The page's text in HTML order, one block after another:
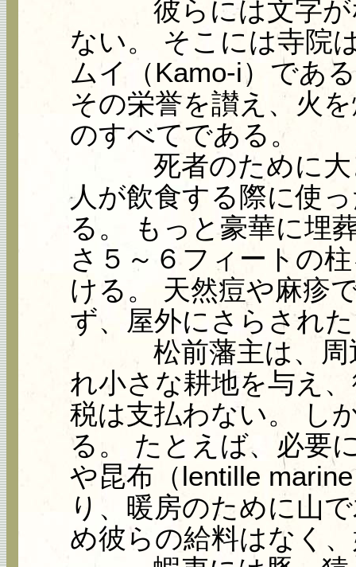
彼らには文字がな
ない。 そこには寺院
ムイ（Kamo-i）であ
その栄誉を讃え、火
のすべてである。
死者のために大き
人が飲食する際に使
る。 もっと豪華に埋
さ５～６フィートの
ける。 天然痘や麻疹
ず、屋外にさらされ
松前藩主は、周辺
れ小さな耕地を与え
税は支払わない。 し
る。 たとえば、必要
や昆布（lentille
り、暖房のために山
め彼らの給料はなく